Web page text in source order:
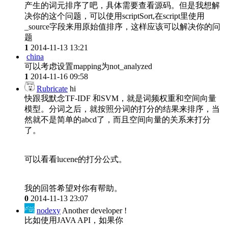
产生的词元排序了吧，具体需要查看源码。但是我想解
决你的这个问题，可以使用scriptSort,在script里使用
_source字段来用原始值排序，这样应该可以解决你的问
题
1 2014-11-13 13:21
china
可以考虑设置mapping为not_analyzed
1 2014-11-16 09:58
Rubricate hi
快跟我默念TF-IDF 和SVM，就是词频权重和空间向量
模型。分词之后，就按照分词的打分的结果来排序，当
然就不是简单的abcd了，而且空间向量的关系来打分
了。
可以看看lucene的打分公式。
我的回答希望对你有帮助。
0 2014-11-13 23:07
nodexy Another developer !
比如使用JAVA API，如果你